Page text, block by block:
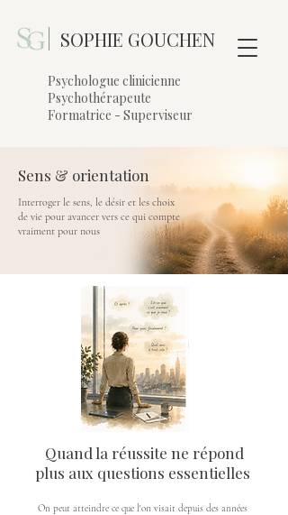
SOPHIE GOUCHEN
Psychologue clinicienne
Psychothérapeute
Formatrice - Superviseur
Sens & orientation
Interroger le sens, le désir et les choix
de vie pour avancer vers ce qui compte
vraiment pour nous
Quand la réussite ne répond
plus aux questions essentielles
On peut atteindre ce que l'on visait depuis des années